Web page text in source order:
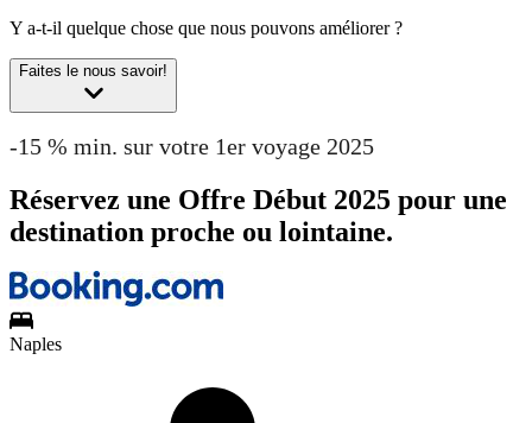
Y a-t-il quelque chose que nous pouvons améliorer ?
Faites le nous savoir!
-15 % min. sur votre 1er voyage 2025
Réservez une Offre Début 2025 pour une
destination proche ou lointaine.
Naples